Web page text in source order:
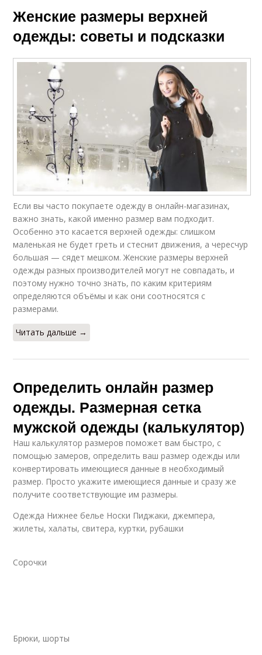
Женские размеры верхней
одежды: советы и подсказки
Если вы часто покупаете одежду в онлайн-магазинах,
важно знать, какой именно размер вам подходит.
Особенно это касается верхней одежды: слишком
маленькая не будет греть и стеснит движения, а чересчур
большая — сядет мешком. Женские размеры верхней
одежды разных производителей могут не совпадать, и
поэтому нужно точно знать, по каким критериям
определяются объёмы и как они соотносятся с
размерами.
Читать дальше →
Определить онлайн размер
одежды. Размерная сетка
мужской одежды (калькулятор)
Наш калькулятор размеров поможет вам быстро, с
помощью замеров, определить ваш размер одежды или
конвертировать имеющиеся данные в необходимый
размер. Просто укажите имеющиеся данные и сразу же
получите соответствующие им размеры.
Одежда Нижнее белье Носки Пиджаки, джемпера,
жилеты, халаты, свитера, куртки, рубашки
Сорочки
Брюки, шорты